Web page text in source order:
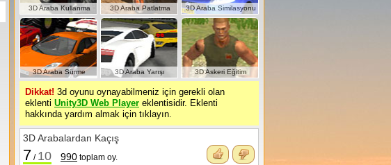
3D Araba Kullanma 3D Araba Patlatma 3D Araba Similasyonu
3D Araba Sürme 3D Araba Yarışı 3D Askeri Eğitim
Dikkat! 3d oyunu oynayabilmeniz için gerekli olan
eklenti Unity3D Web Player eklentisidir. Eklenti
hakkında yardım almak için tıklayın.
3D Arabalardan Kaçış
7 / 10 990 toplam oy.